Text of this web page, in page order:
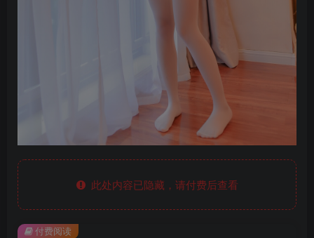
此处内容已隐藏，请付费后查看
付费阅读